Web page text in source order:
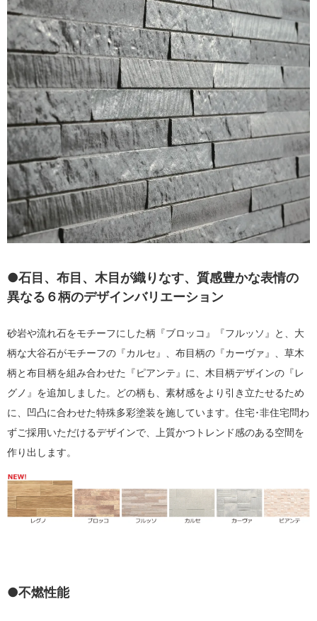
●石目、布目、木目が織りなす、質感豊かな表情の
異なる６柄のデザインバリエーション
砂岩や流れ石をモチーフにした柄『ブロッコ』『フルッソ』と、大
柄な大谷石がモチーフの『カルセ』、布目柄の『カーヴァ』、草木
柄と布目柄を組み合わせた『ピアンテ』に、木目柄デザインの『レ
グノ』を追加しました。どの柄も、素材感をより引き立たせるため
に、凹凸に合わせた特殊多彩塗装を施しています。住宅･非住宅問わ
ずご採用いただけるデザインで、上質かつトレンド感のある空間を
作り出します。
●不燃性能